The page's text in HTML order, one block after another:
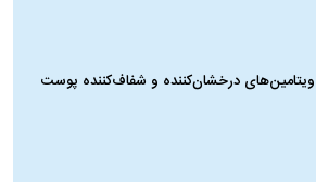
ویتامین‌های درخشان‌کننده و شفاف‌کننده پوست